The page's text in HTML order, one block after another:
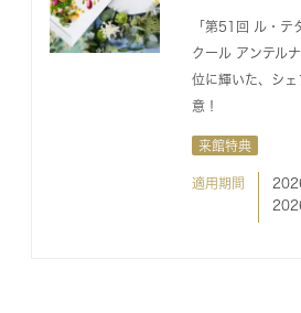
「第51回 ル・テ
クール アンテル
位に輝いた、シェ
意！
来館特典
適用期間